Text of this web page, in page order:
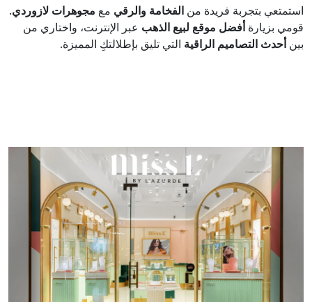
استمتعي بتجربة فريدة من الفخامة والرقي مع مجوهرات لازوردي.
قومي بزيارةأفضل موقع لبيع الذهب عبر الإنترنت، واختاري من
بينأحدث التصاميم الراقية التي تليق بإطلالتكِ المميزة.